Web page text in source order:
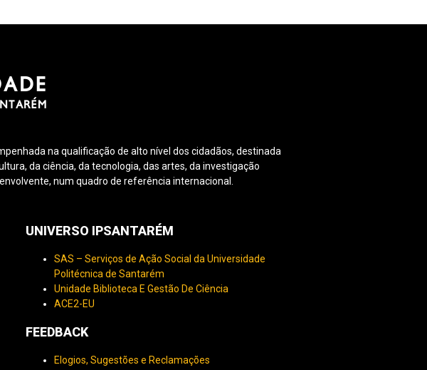
na qualificação de alto nível dos cidadãos, destinada
da ciência, da tecnologia, das artes, da investigação
num quadro de referência internacional.
UNIVERSO IPSANTARÉM
SAS – Serviços de Ação Social da Universidade
Politécnica de Santarém
Unidade Biblioteca E Gestão De Ciência
ACE2-EU
FEEDBACK
Elogios, Sugestões e Reclamações